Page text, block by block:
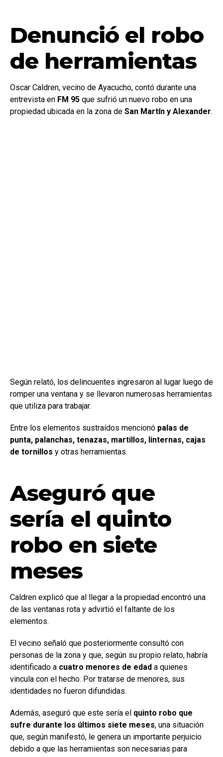
Denunció el robo
de herramientas
Oscar Caldren, vecino de Ayacucho, contó durante una
entrevista en FM 95 que sufrió un nuevo robo en una
propiedad ubicada en la zona de San Martín y Alexander.
Según relató, los delincuentes ingresaron al lugar luego de
romper una ventana y se llevaron numerosas herramientas
que utiliza para trabajar.
Entre los elementos sustraídos mencionó palas de
punta, palanchas, tenazas, martillos, linternas, cajas
de tornillos y otras herramientas.
Aseguró que
sería el quinto
robo en siete
meses
Caldren explicó que al llegar a la propiedad encontró una
de las ventanas rota y advirtió el faltante de los
elementos.
El vecino señaló que posteriormente consultó con
personas de la zona y que, según su propio relato, habría
identificado a cuatro menores de edad a quienes
vincula con el hecho. Por tratarse de menores, sus
identidades no fueron difundidas.
Además, aseguró que este sería el quinto robo que
sufre durante los últimos siete meses, una situación
que, según manifestó, le genera un importante perjuicio
debido a que las herramientas son necesarias para